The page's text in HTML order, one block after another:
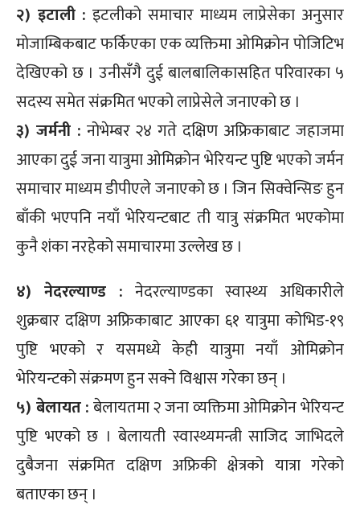
२) इटाली : इटलीको समाचार माध्यम लाप्रेसेका अनुसार
मोजाम्बिकबाट फर्किएका एक व्यक्तिमा ओमिक्रोन पोजिटिभ
देखिएको छ । उनीसँगै दुई बालबालिकासहित परिवारका ५
सदस्य समेत संक्रमित भएको लाप्रेसेले जनाएको छ ।
३) जर्मनी : नोभेम्बर २४ गते दक्षिण अफ्रिकाबाट जहाजमा
आएका दुई जना यात्रुमा ओमिक्रोन भेरियन्ट पुष्टि भएको जर्मन
समाचार माध्यम डीपीएले जनाएको छ । जिन सिक्वेन्सिङ हुन
बाँकी भएपनि नयाँ भेरियन्टबाट ती यात्रु संक्रमित भएकोमा
कुनै शंका नरहेको समाचारमा उल्लेख छ ।
४) नेदरल्याण्ड : नेदरल्याण्डका स्वास्थ्य अधिकारीले
शुक्रबार दक्षिण अफ्रिकाबाट आएका ६१ यात्रुमा कोभिड-१९
पुष्टि भएको र यसमध्ये केही यात्रुमा नयाँ ओमिक्रोन
भेरियन्टको संक्रमण हुन सक्ने विश्वास गरेका छन् ।
५) बेलायत :बेलायतमा २ जना व्यक्तिमा ओमिक्रोन भेरियन्ट
पुष्टि भएको छ । बेलायती स्वास्थ्यमन्त्री साजिद जाभिदले
दुबैजना संक्रमित दक्षिण अफ्रिकी क्षेत्रको यात्रा गरेको
बताएका छन् ।